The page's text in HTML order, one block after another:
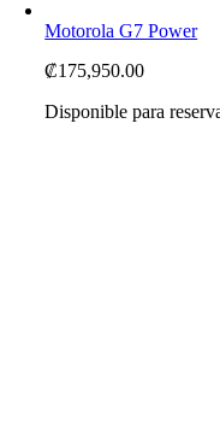
Motorola G7 Power
₡175,950.00
Disponible para